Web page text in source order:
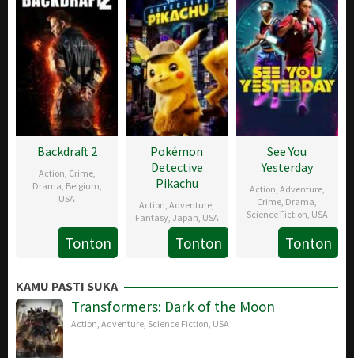
2019
Backdraft 2
Action Crime,
Drama Belgium
USA
14
May
Gonzalo
López-
Tonton
Pokémon
Detective
Pikachu
Action ,Adventure
Fantasy, Japan USA
3
2019
Cliff
Tonton
See You
Yesterday
Action Adventure,
Crime Drama
Science Fiction USA
3
May
2019
Stefon
Bristol
Tonton
KAMU PASTI SUKA
Transformers: Dark of the Moon
Action Adventure Science Fiction USA